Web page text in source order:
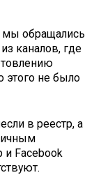
мы обращались
каналов, где
этого не было
в реестр, а
и Facebook